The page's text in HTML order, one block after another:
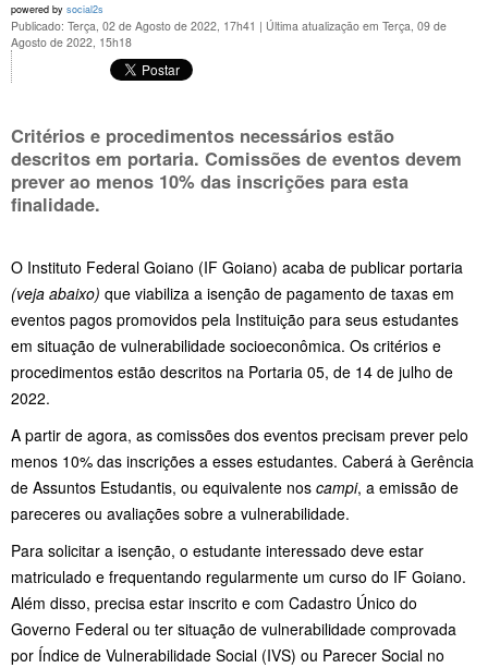
powered by social2s
Publicado: Terça, 02 de Agosto de 2022, 17h41 | Última atualização em Terça, 09 de
Agosto de 2022, 15h18
Critérios e procedimentos necessários estão
descritos em portaria. Comissões de eventos devem
prever ao menos 10% das inscrições para esta
finalidade.
O Instituto Federal Goiano (IF Goiano) acaba de publicar portaria
(veja abaixo) que viabiliza a isenção de pagamento de taxas em
eventos pagos promovidos pela Instituição para seus estudantes
em situação de vulnerabilidade socioeconômica. Os critérios e
procedimentos estão descritos na Portaria 05, de 14 de julho de
2022.
A partir de agora, as comissões dos eventos precisam prever pelo
menos 10% das inscrições a esses estudantes. Caberá à Gerência
de Assuntos Estudantis, ou equivalente nos campi, a emissão de
pareceres ou avaliações sobre a vulnerabilidade.
Para solicitar a isenção, o estudante interessado deve estar
matriculado e frequentando regularmente um curso do IF Goiano.
Além disso, precisa estar inscrito e com Cadastro Único do
Governo Federal ou ter situação de vulnerabilidade comprovada
por Índice de Vulnerabilidade Social (IVS) ou Parecer Social no